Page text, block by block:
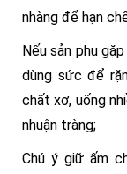
nhàng để hạn
Nếu sản phụ
dùng sức để
chất xơ, uống
nhuận tràng;
Chú ý giữ ấm